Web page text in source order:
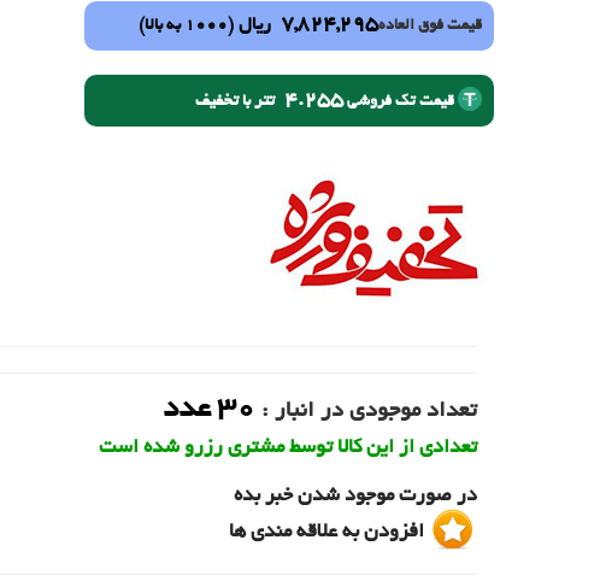
قیمت فوق العاده7,824,295 ریال (1000 به بالا)
قیمت تک فروشی4.255 تتر با تخفیف
تعداد موجودی در انبار : 30عدد
تعدادی از این کالا توسط مشتری رزرو شده است
در صورت موجود شدن خبر بده
افزودن به علاقه مندی ها